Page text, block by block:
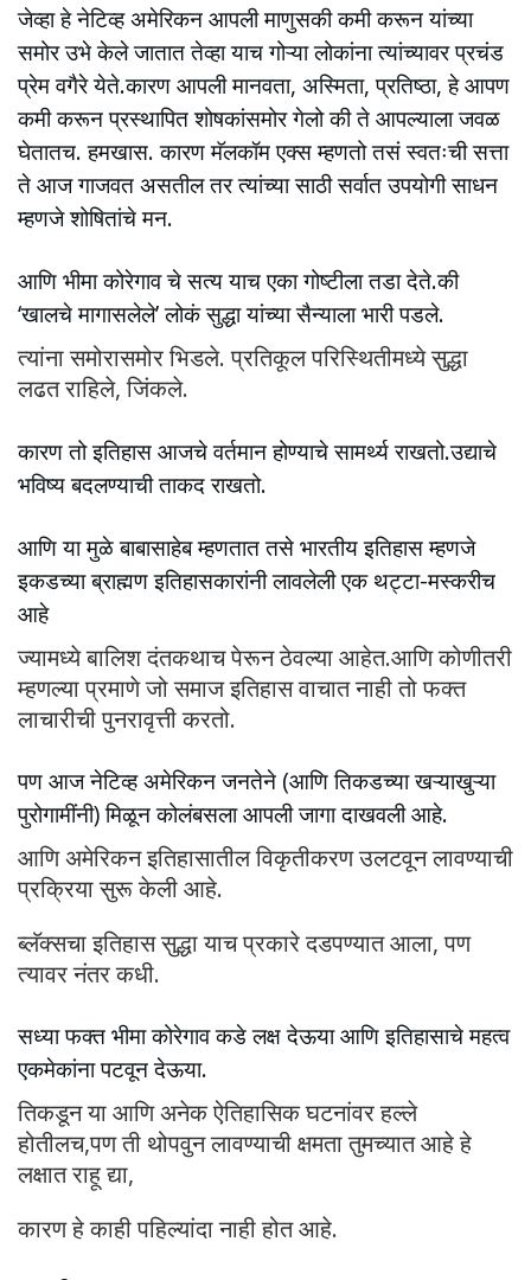
जेव्हा हे नेटिव्ह अमेरिकन आपली माणुसकी कमी करून यांच्या
समोर उभे केले जातात तेव्हा याच गोऱ्या लोकांना त्यांच्यावर प्रचंड
प्रेम वगैरे येते.कारण आपली मानवता, अस्मिता, प्रतिष्ठा, हे आपण
कमी करून प्रस्थापित शोषकांसमोर गेलो की ते आपल्याला जवळ
घेतातच. हमखास. कारण मॅलकॉम एक्स म्हणतो तसं स्वतःची सत्ता
ते आज गाजवत असतील तर त्यांच्या साठी सर्वात उपयोगी साधन
म्हणजे शोषितांचे मन.
आणि भीमा कोरेगाव चे सत्य याच एका गोष्टीला तडा देते.की
‘खालचे मागासलेले’ लोकं सुद्धा यांच्या सैन्याला भारी पडले.
त्यांना समोरासमोर भिडले. प्रतिकूल परिस्थितीमध्ये सुद्धा
लढत राहिले, जिंकले.
कारण तो इतिहास आजचे वर्तमान होण्याचे सामर्थ्य राखतो.उद्याचे
भविष्य बदलण्याची ताकद राखतो.
आणि या मुळे बाबासाहेब म्हणतात तसे भारतीय इतिहास म्हणजे
इकडच्या ब्राह्मण इतिहासकारांनी लावलेली एक थट्टा-मस्करीच
आहे
ज्यामध्ये बालिश दंतकथाच पेरून ठेवल्या आहेत.आणि कोणीतरी
म्हणल्या प्रमाणे जो समाज इतिहास वाचात नाही तो फक्त
लाचारीची पुनरावृत्ती करतो.
पण आज नेटिव्ह अमेरिकन जनतेने (आणि तिकडच्या खऱ्याखुऱ्या
पुरोगामींनी) मिळून कोलंबसला आपली जागा दाखवली आहे.
आणि अमेरिकन इतिहासातील विकृतीकरण उलटवून लावण्याची
प्रक्रिया सुरू केली आहे.
ब्लॅक्सचा इतिहास सुद्धा याच प्रकारे दडपण्यात आला, पण
त्यावर नंतर कधी.
सध्या फक्त भीमा कोरेगाव कडे लक्ष देऊया आणि इतिहासाचे महत्व
एकमेकांना पटवून देऊया.
तिकडून या आणि अनेक ऐतिहासिक घटनांवर हल्ले
होतीलच,पण ती थोपवुन लावण्याची क्षमता तुमच्यात आहे हे
लक्षात राहू द्या,
कारण हे काही पहिल्यांदा नाही होत आहे.